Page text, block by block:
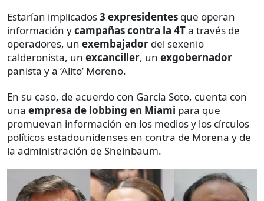
Estarían implicados3 expresidentes que operan
información ycampañas contra la 4Ta través de
operadores, un exembajador del sexenio
calderonista, un excanciller, un exgobernador
panista y a ‘Alito’ Moreno.
En su caso, de acuerdo con García Soto, cuenta con
una empresa de lobbing en Miami para que
promuevan información en los medios y los círculos
políticos estadounidenses en contra de Morena y de
la administración de Sheinbaum.